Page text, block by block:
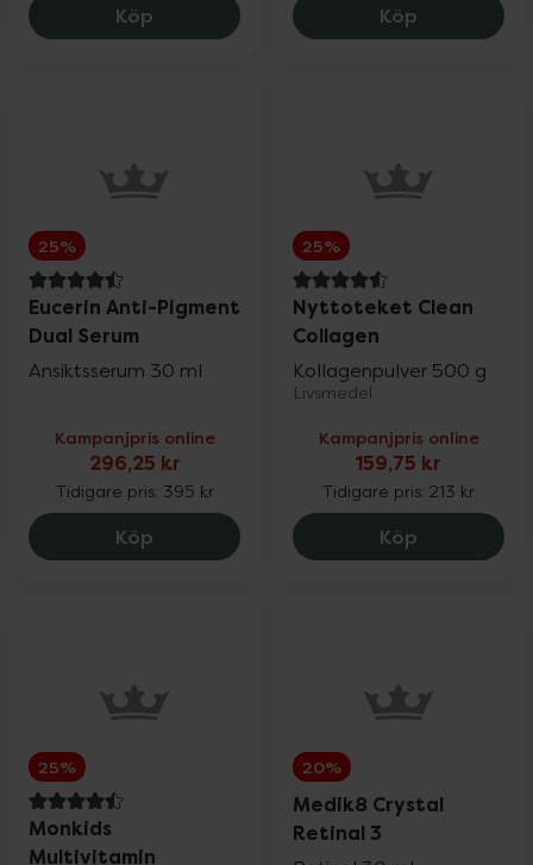
Pharbio, Pikasol, Litomove, Active Care &
25%
Pureness
Q+A & Umberto Giannini 25%
RefectoCil
Rosenserien & Sweden Eco
Satisfyer & Viamax
Silicea
Köp Medik8 Crystal Retinal 10, 769.6 kr.
Köp Medik8
25%
4.5 av 5 i omdöme
Eucerin Anti-Pigment
Dual Serum
Ansiktsserum 30 ml
Kampanjpris online
296,25 kr
Tidigare pris: 395 kr
Köp Eucerin Anti-Pigment Dual Serum,
25%
4.6 av 5 i omdöme
Nyttoteket Clean
Collagen
Kollagenpulver 500 g
Livsmedel
Kampanjpris online
159,75 kr
Tidigare pris: 213 kr
Köp Nyttoteket
25%
4.5 av 5 i omdöme
Monkids
Multivitamin
20%
Medik8 Crystal
Retinal 3